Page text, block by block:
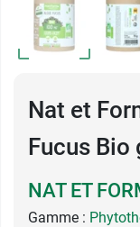
Nat et
Fucus Bio
NAT ET
Gamme :